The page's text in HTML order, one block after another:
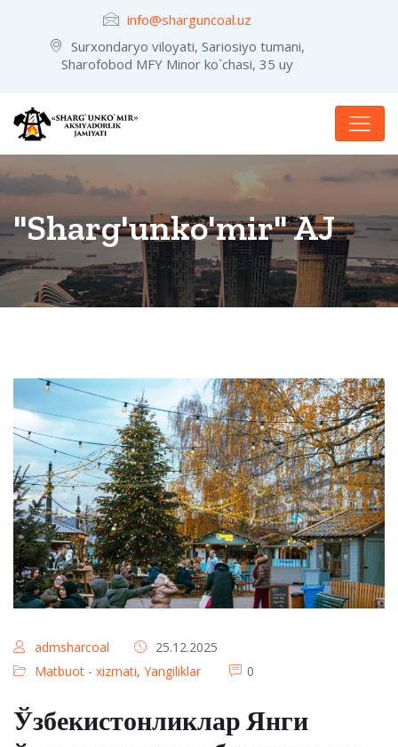
info@sharguncoal.uz
Surxondaryo viloyati, Sariosiyo tumani,
Sharofobod MFY Minor ko`chasi, 35 uy
"Sharg'unko'mir" AJ
admsharcoal
25.12.2025
Matbuot - xizmati, Yangiliklar 0
Ўзбекистонликлар Янги